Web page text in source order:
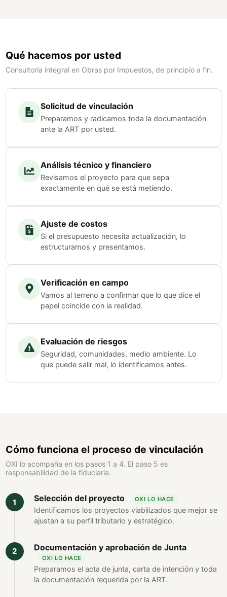
Qué hacemos por usted
Consultoría integral en Obras por Impuestos, de principio a fin.
Solicitud de vinculación
Preparamos y radicamos toda la documentación
ante la ART por usted.
Análisis técnico y financiero
Revisamos el proyecto para que sepa
exactamente en qué se está metiendo.
Ajuste de costos
Si el presupuesto necesita actualización, lo
estructuramos y presentamos.
Verificación en campo
Vamos al terreno a confirmar que lo que dice el
papel coincide con la realidad.
Evaluación de riesgos
Seguridad, comunidades, medio ambiente. Lo
que puede salir mal, lo identificamos antes.
Cómo funciona el proceso de vinculación
OXI lo acompaña en los pasos 1 a 4. El paso 5 es
responsabilidad de la fiduciaria.
Selección del proyecto OXI LO HACE
Identificamos los proyectos viabilizados que mejor se
ajustan a su perfil tributario y estratégico.
Documentación y aprobación de Junta
OXI LO HACE
Preparamos el acta de junta, carta de intención y toda
la documentación requerida por la ART.